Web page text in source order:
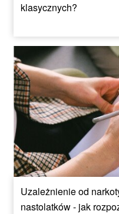
klasycznych?
Uzależnienie od
nastolatków - jak